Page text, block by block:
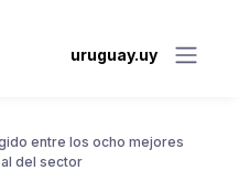
uruguay.uy
entre los ocho mejores
del sector